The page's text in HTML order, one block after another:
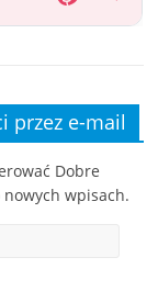
przez e-mail
Dobre
wpisach.